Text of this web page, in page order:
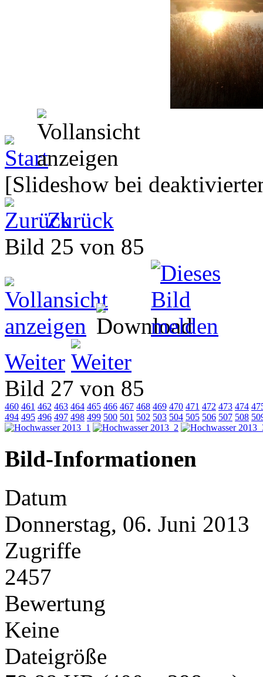
[Slideshow bei
Zurück
Bild 25 von 85
Weiter
Bild 27 von 85
460 461 462 463 464 465 466 467 468 469 470 471 472 473 474
494 495 496 497 498 499 500 501 502 503 504 505 506 507 508
Bild-Informationen
Datum
Donnerstag, 06. Juni 2013
Zugriffe
2457
Bewertung
Keine
Dateigröße